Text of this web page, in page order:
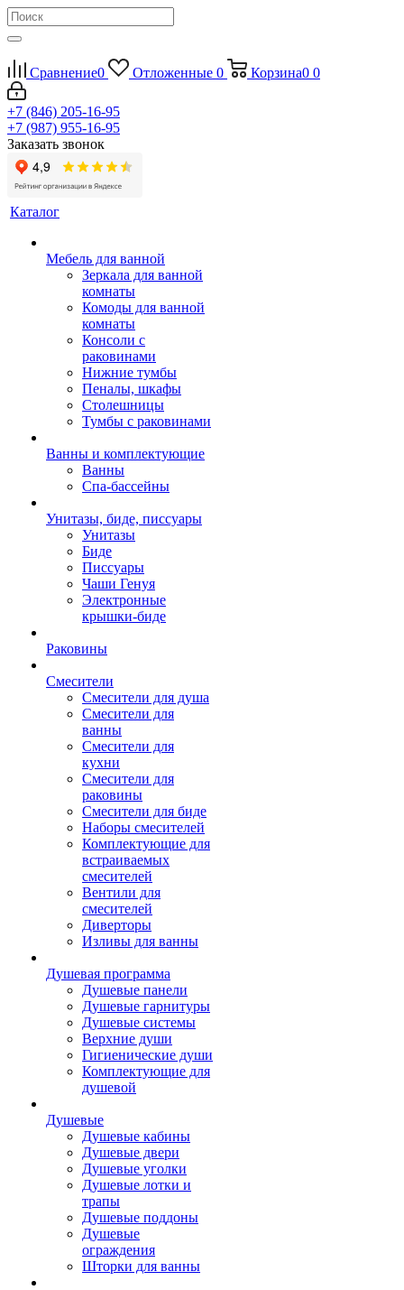
Сравнение0 Отложенные 0 Корзина0 0
+7 (846) 205-16-95
+7 (987) 955-16-95
Заказать звонок
Каталог
Мебель для ванной
Зеркала для ванной
комнаты
Комоды для ванной
комнаты
Консоли с
раковинами
Нижние тумбы
Пеналы, шкафы
Столешницы
Тумбы с раковинами
Ванны и комплектующие
Ванны
Спа-бассейны
Унитазы, биде, писсуары
Унитазы
Биде
Писсуары
Чаши Генуя
Электронные
крышки-биде
Раковины
Смесители
Смесители для душа
Смесители для
ванны
Смесители для
кухни
Смесители для
раковины
Смесители для биде
Наборы смесителей
Комплектующие для
встраиваемых
смесителей
Вентили для
смесителей
Диверторы
Изливы для ванны
Душевая программа
Душевые панели
Душевые гарнитуры
Душевые системы
Верхние души
Гигиенические души
Комплектующие для
душевой
Душевые
Душевые кабины
Душевые двери
Душевые уголки
Душевые лотки и
трапы
Душевые поддоны
Душевые
ограждения
Шторки для ванны